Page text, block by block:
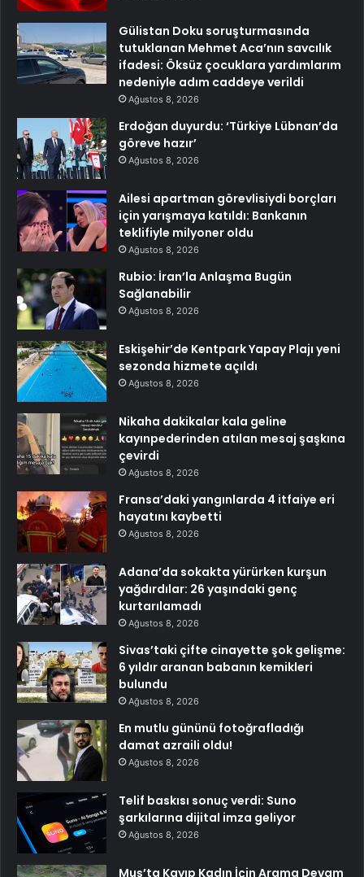
Gülistan Doku soruşturmasında
tutuklanan Mehmet Aca’nın savcılık
ifadesi: Öksüz çocuklara yardımlarım
nedeniyle adım caddeye verildi
Ağustos 8, 2026
Erdoğan duyurdu: ‘Türkiye Lübnan’da
göreve hazır’
Ağustos 8, 2026
Ailesi apartman görevlisiydi borçları
için yarışmaya katıldı: Bankanın
teklifiyle milyoner oldu
Ağustos 8, 2026
Rubio: İran’la Anlaşma Bugün
Sağlanabilir
Ağustos 8, 2026
Eskişehir’de Kentpark Yapay Plajı yeni
sezonda hizmete açıldı
Ağustos 8, 2026
Nikaha dakikalar kala geline
kayınpederinden atılan mesaj şaşkına
çevirdi
Ağustos 8, 2026
Fransa’daki yangınlarda 4 itfaiye eri
hayatını kaybetti
Ağustos 8, 2026
Adana’da sokakta yürürken kurşun
yağdırdılar: 26 yaşındaki genç
kurtarılamadı
Ağustos 8, 2026
Sivas’taki çifte cinayette şok gelişme:
6 yıldır aranan babanın kemikleri
bulundu
Ağustos 8, 2026
En mutlu gününü fotoğrafladığı
damat azraili oldu!
Ağustos 8, 2026
Telif baskısı sonuç verdi: Suno
şarkılarına dijital imza geliyor
Ağustos 8, 2026
Muş’ta Kayıp Kadın İçin Arama Devam